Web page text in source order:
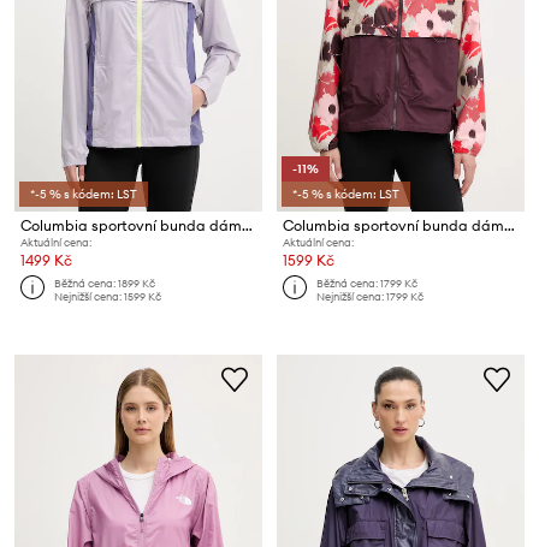
*-5 % s kódem: LST
Columbia sportovní bunda dámská Crested Canyon Windbreaker
Aktuální cena:
1499 Kč
Běžná cena:1899 Kč
Nejnižší cena:1599 Kč
-11%
*-5 % s kódem: LST
Columbia sportovní bunda dámská Spire Valley
Aktuální cena:
1599 Kč
Běžná cena:1799 Kč
Nejnižší cena:1799 Kč